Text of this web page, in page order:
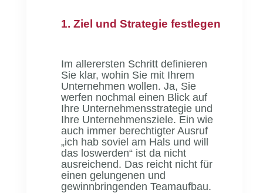
1. Ziel und Strategie festlegen
Im allerersten Schritt definieren
Sie klar, wohin Sie mit Ihrem
Unternehmen wollen. Ja, Sie
werfen nochmal einen Blick auf
Ihre Unternehmensstrategie und
Ihre Unternehmensziele. Ein wie
auch immer berechtigter Ausruf
„ich hab soviel am Hals und will
das loswerden“ ist da nicht
ausreichend. Das reicht nicht für
einen gelungenen und
gewinnbringenden Teamaufbau.